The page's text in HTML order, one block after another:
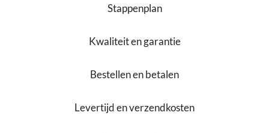
Stappenplan
Kwaliteit en garantie
Bestellen en betalen
Levertijd en verzendkosten